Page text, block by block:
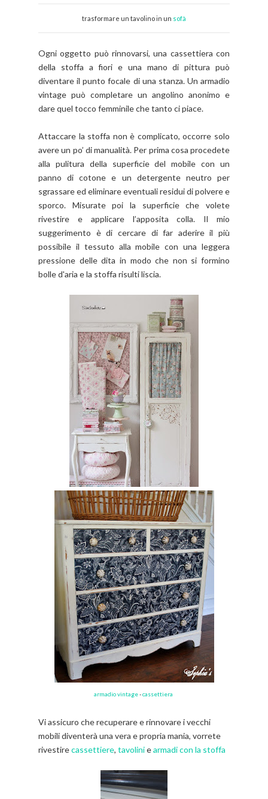
trasformare un tavolino in un sofà
Ogni oggetto può rinnovarsi, una cassettiera con
della stoffa a fiori e una mano di pittura può
diventare il punto focale di una stanza. Un armadio
vintage può completare un angolino anonimo e
dare quel tocco femminile che tanto ci piace.
Attaccare la stoffa non è complicato, occorre solo
avere un po’ di manualità. Per prima cosa procedete
alla pulitura della superficie del mobile con un
panno di cotone e un detergente neutro per
sgrassare ed eliminare eventuali residui di polvere e
sporco. Misurate poi la superficie che volete
rivestire e applicare l’apposita colla. Il mio
suggerimento è di cercare di far aderire il più
possibile il tessuto alla mobile con una leggera
pressione delle dita in modo che non si formino
bolle d'aria e la stoffa risulti liscia.
armadio vintage-cassettiera
Vi assicuro che recuperare e rinnovare i vecchi
mobili diventerà una vera e propria mania, vorrete
rivestirecassettiere, tavoliniearmadi con la stoffa